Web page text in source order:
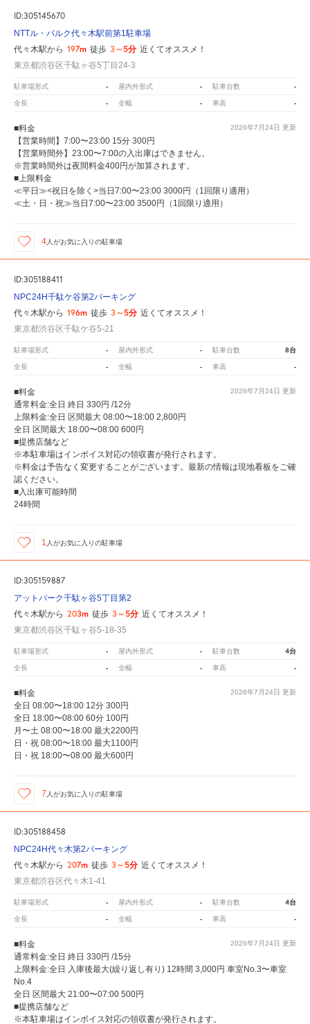
ID:305145670
NTTル・パルク代々木駅前第1駐車場
代々木駅から 197m 徒歩 3～5分 近くてオススメ！
東京都渋谷区千駄ヶ谷5丁目24-3
駐車場形式 - 屋内外形式 - 駐車台数 -
全長 - 全幅 - 車高 -
2026年7月24日 更新
■料金
【営業時間】7:00〜23:00 15分 300円
【営業時間外】23:00〜7:00の入出庫はできません。
※営業時間外は夜間料金400円が加算されます。
■上限料金
≪平日≫<祝日を除く>当日7:00〜23:00 3000円（1回限り適用）
≪土・日・祝≫当日7:00〜23:00 3500円（1回限り適用）
4 人がお気に入りの駐車場
ID:305188411
NPC24H千駄ケ谷第2パーキング
代々木駅から 196m 徒歩 3～5分 近くてオススメ！
東京都渋谷区千駄ケ谷5-21
駐車場形式 - 屋内外形式 - 駐車台数 8台
全長 - 全幅 - 車高 -
2026年7月24日 更新
■料金
通常料金:全日 終日 330円 /12分
上限料金:全日 区間最大 08:00〜18:00 2,800円
全日 区間最大 18:00〜08:00 600円
■提携店舗など
※本駐車場はインボイス対応の領収書が発行されます。
※料金は予告なく変更することがございます。最新の情報は現地看板をご確
認ください。
■入出庫可能時間
24時間
1 人がお気に入りの駐車場
ID:305159887
アットパーク千駄ヶ谷5丁目第2
代々木駅から 203m 徒歩 3～5分 近くてオススメ！
東京都渋谷区千駄ヶ谷5-18-35
駐車場形式 - 屋内外形式 - 駐車台数 4台
全長 - 全幅 - 車高 -
2026年7月24日 更新
■料金
全日 08:00〜18:00 12分 300円
全日 18:00〜08:00 60分 100円
月〜土 08:00〜18:00 最大2200円
日・祝 08:00〜18:00 最大1100円
日・祝 18:00〜08:00 最大600円
7 人がお気に入りの駐車場
ID:305188458
NPC24H代々木第2パーキング
代々木駅から 207m 徒歩 3～5分 近くてオススメ！
東京都渋谷区代々木1-41
駐車場形式 - 屋内外形式 - 駐車台数 4台
全長 - 全幅 - 車高 -
2026年7月24日 更新
■料金
通常料金:全日 終日 330円 /15分
上限料金:全日 入庫後最大(繰り返し有り) 12時間 3,000円 車室No.3〜車室
No.4
全日 区間最大 21:00〜07:00 500円
■提携店舗など
※本駐車場はインボイス対応の領収書が発行されます。